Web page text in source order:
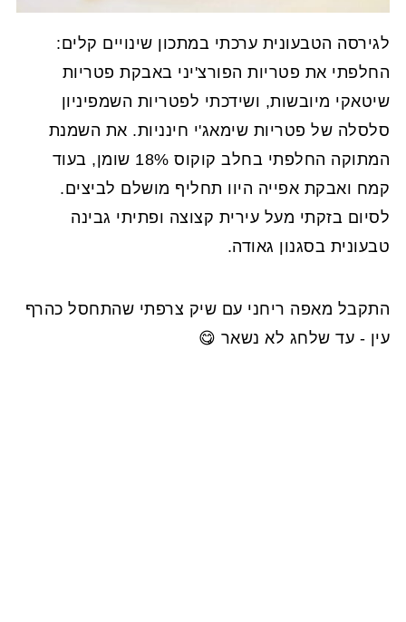
לגירסה הטבעונית ערכתי במתכון שינויים קלים:
החלפתי את פטריות הפורצ'יני באבקת פטריות
שיטאקי מיובשות, ושידכתי לפטריות השמפיניון
סלסלה של פטריות שימאג'י חינניות. את השמנת
המתוקה החלפתי בחלב קוקוס 18% שומן, בעוד
קמח ואבקת אפייה היוו תחליף מושלם לביצים.
לסיום בזקתי מעל עירית קצוצה ופתיתי גבינה
טבעונית בסגנון גאודה.
התקבל מאפה ריחני עם שיק צרפתי שהתחסל כהרף
עין - עד שלחג לא נשאר 😋